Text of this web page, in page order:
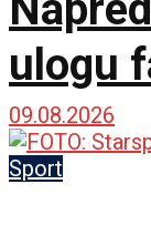
ulogu
09.08.2026
Sport